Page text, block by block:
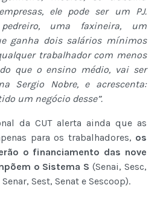
ele pode ser um PJ.
uma faxineira, um
ganha dois salários mínimos
trabalhador com menos
que o ensino médio, vai ser
Sergio Nobre, e acrescenta:
um negócio desse”.
da CUT alerta ainda que as
para os trabalhadores, os
o financiamento das nove
o Sistema S (Senai, Sesc,
Sest, Senat e Sescoop).